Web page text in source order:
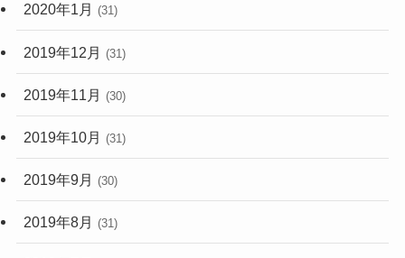
2020年1月 (31)
2019年12月 (31)
2019年11月 (30)
2019年10月 (31)
2019年9月 (30)
2019年8月 (31)